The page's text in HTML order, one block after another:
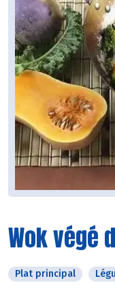
Wok végé
Plat principal